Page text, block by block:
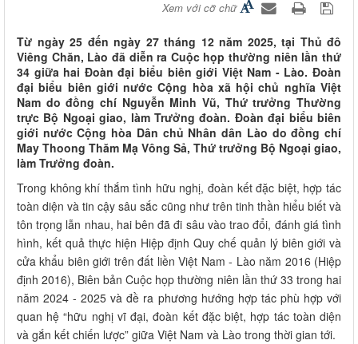
Xem với cỡ chữ
Từ ngày 25 đến ngày 27 tháng 12 năm 2025, tại Thủ đô
Viêng Chăn, Lào đã diễn ra Cuộc họp thường niên lần thứ
34 giữa hai Đoàn đại biểu biên giới Việt Nam - Lào. Đoàn
đại biểu biên giới nước Cộng hòa xã hội chủ nghĩa Việt
Nam do đồng chí Nguyễn Minh Vũ, Thứ trưởng Thường
trực Bộ Ngoại giao, làm Trưởng đoàn. Đoàn đại biểu biên
giới nước Cộng hòa Dân chủ Nhân dân Lào do đồng chí
May Thoong Thăm Mạ Vông Sả, Thứ trưởng Bộ Ngoại giao,
làm Trưởng đoàn.
Trong không khí thắm tình hữu nghị, đoàn kết đặc biệt, hợp tác
toàn diện và tin cậy sâu sắc cũng như trên tinh thần hiểu biết và
tôn trọng lẫn nhau, hai bên đã đi sâu vào trao đổi, đánh giá tình
hình, kết quả thực hiện Hiệp định Quy chế quản lý biên giới và
cửa khẩu biên giới trên đất liền Việt Nam - Lào năm 2016 (Hiệp
định 2016), Biên bản Cuộc họp thường niên lần thứ 33 trong hai
năm 2024 - 2025 và đề ra phương hướng hợp tác phù hợp với
quan hệ “hữu nghị vĩ đại, đoàn kết đặc biệt, hợp tác toàn diện
và gắn kết chiến lược” giữa Việt Nam và Lào trong thời gian tới.